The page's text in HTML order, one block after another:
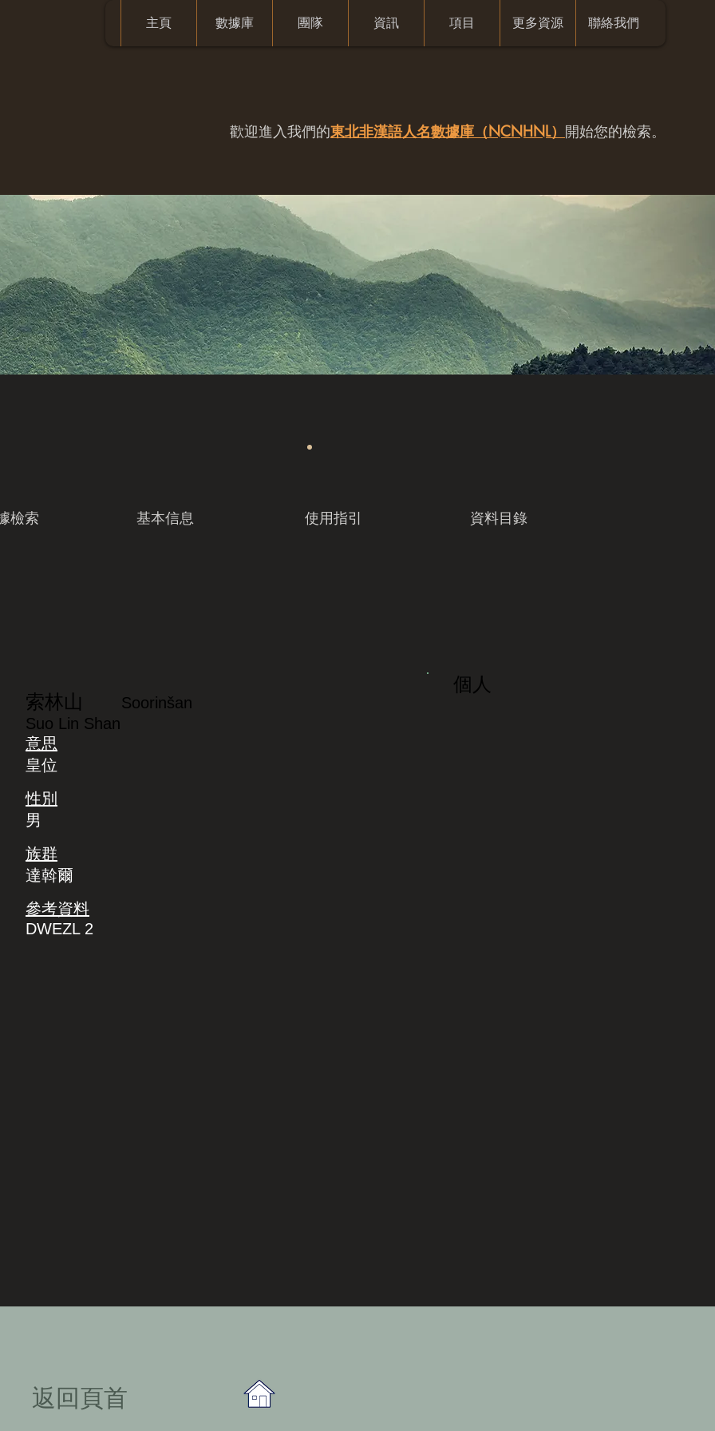
主頁 數據庫 團隊 資訊 項目 更多資源 聯絡我們
歡迎進入我們的東北非漢語人名數據庫（NCNHNL） 開始您的檢索。
檢索 基本信息 使用指引 資料目錄
索林山
Soorinšan
Suo Lin Shan
意思
皇位
性別
男
族群
達斡爾
參考資料
DWEZL 2
個人
​返回頁首